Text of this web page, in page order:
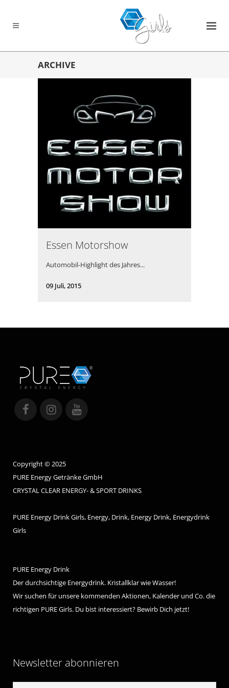
ARCHIVE
Essen Motorshow
Automobil-Highlight des Jahres...
09 Juli, 2015
Copyright © 2025
PURE Energy Getränke GmbH
CRYSTAL CLEAR ENERGY- & SPORT DRINKS
PURE Energy Drink Girls, Energy, Drink, Energy Drink, Energydrink
Girls
PURE Energy Drink
Der durchsichtige Energydrink. Kristallklar wie Wasser!
Wir suchen für unsere kommenden Aktionen, Kalender und Co. die
richtigen PURE Girls. Du bist interessiert? Bewirb Dich jetzt!
Newsletter abonnieren